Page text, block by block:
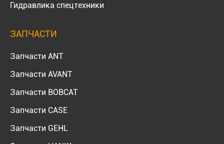
Гидравлика спецтехники
ЗАПЧАСТИ
Запчасти ANT
Запчасти AVANT
Запчасти BOBCAT
Запчасти CASE
Запчасти GEHL